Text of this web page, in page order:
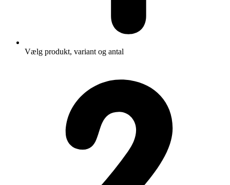
Vælg produkt, variant og antal